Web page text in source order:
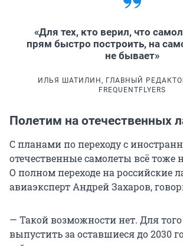
«Для тех, кто верил, что
прям быстро построить, на
не бывает»
ИЛЬЯ ШАТИЛИН, ГЛАВНЫЙ
FREQUENTFLYERS
Полетим на отечественных
С планами по переходу с
отечественные самолеты всё тоже
О полном переходе на российские
авиаэксперт Андрей Захаров,
— Такой возможности нет. Для
выпустить за оставшиеся до 2030